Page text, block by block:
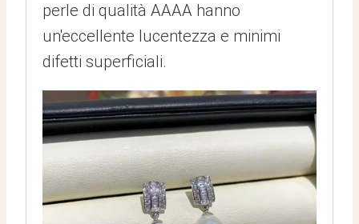
perle di qualità AAAA hanno
un'eccellente lucentezza e minimi
difetti superficiali.